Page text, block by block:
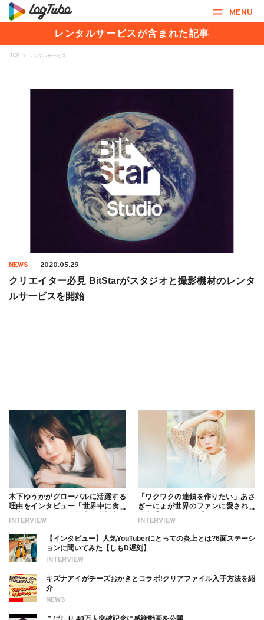
MENU
レンタルサービスが含まれた記事
TOP > レンタルサービス
NEWS 2020.05.29
クリエイター必見 BitStarがスタジオと撮影機材のレンタ
ルサービスを開始
INTERVIEW
木下ゆうかがグローバルに活躍する
理由をインタビュー「世界中に食べ
ついても
INTERVIEW
「ワクワクの連鎖を作りたい」あさ
ぎーにょが世界のファンに愛される
INTERVIEW
【インタビュー】人気YouTuberにとっての炎上とは?6面ステーシ
ョンに聞いてみた【しもD遅刻】
NEWS
キズナアイがチーズおかきとコラボ!クリアファイル入手方法を紹
介